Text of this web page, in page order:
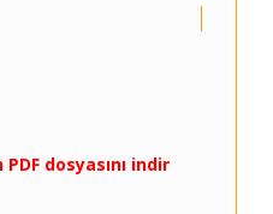
dosyasını indir